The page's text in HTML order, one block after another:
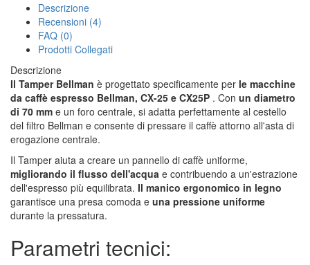
Descrizione
Recensioni (4)
FAQ (0)
Prodotti Collegati
Descrizione
Il Tamper Bellman è progettato specificamente per le macchine
da caffè espresso Bellman, CX-25 e CX25P . Con un diametro
di 70 mm e un foro centrale, si adatta perfettamente al cestello
del filtro Bellman e consente di pressare il caffè attorno all'asta di
erogazione centrale.
Il Tamper aiuta a creare un pannello di caffè uniforme,
migliorando il flusso dell'acqua e contribuendo a un'estrazione
dell'espresso più equilibrata. Il manico ergonomico in legno
garantisce una presa comoda e una pressione uniforme
durante la pressatura.
Parametri tecnici: